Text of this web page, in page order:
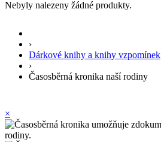
Nebyly nalezeny žádné produkty.
›
Dárkové knihy a knihy vzpomínek
›
Časosběrná kronika naší rodiny
×